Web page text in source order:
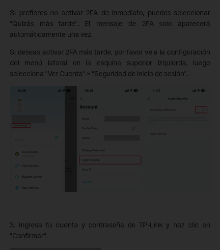
Si prefieres no activar 2FA de inmediato, puedes seleccionar
"Quizás más tarde". El mensaje de 2FA solo aparecerá
automáticamente una vez.
Si deseas activar 2FA más tarde, por favor ve a la configuración
del menú lateral en la esquina superior izquierda, luego
selecciona "Ver Cuenta" > "Seguridad de inicio de sesión".
3. Ingresa tu cuenta y contraseña de TP-Link y haz clic en
"Confirmar".